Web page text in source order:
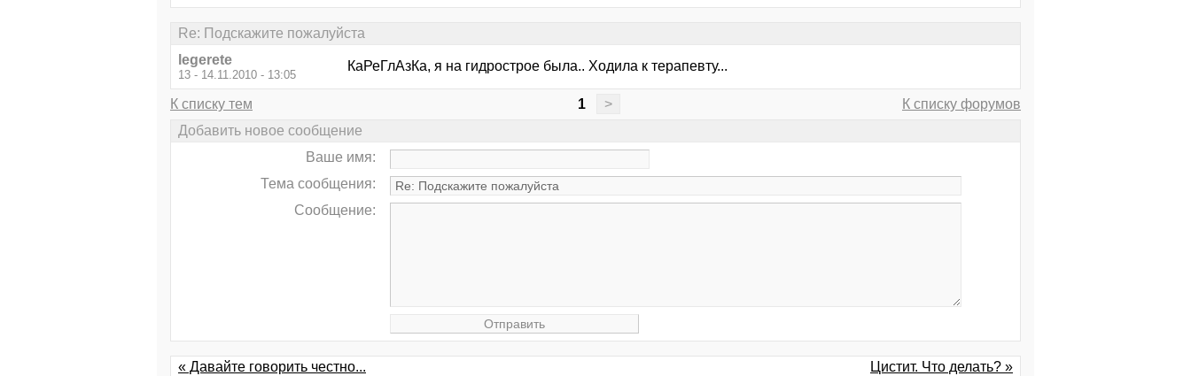
Re: Подскажите пожалуйста
legerete
13 - 14.11.2010 - 13:05
КаРеГлАзКа, я на гидрострое была.. Ходила к терапевту...
К списку тем 1 >
К списку форумов
Добавить новое сообщение
Ваше имя:
Тема сообщения:
Сообщение:
« Давайте говорить честно... Цистит. Что делать? »